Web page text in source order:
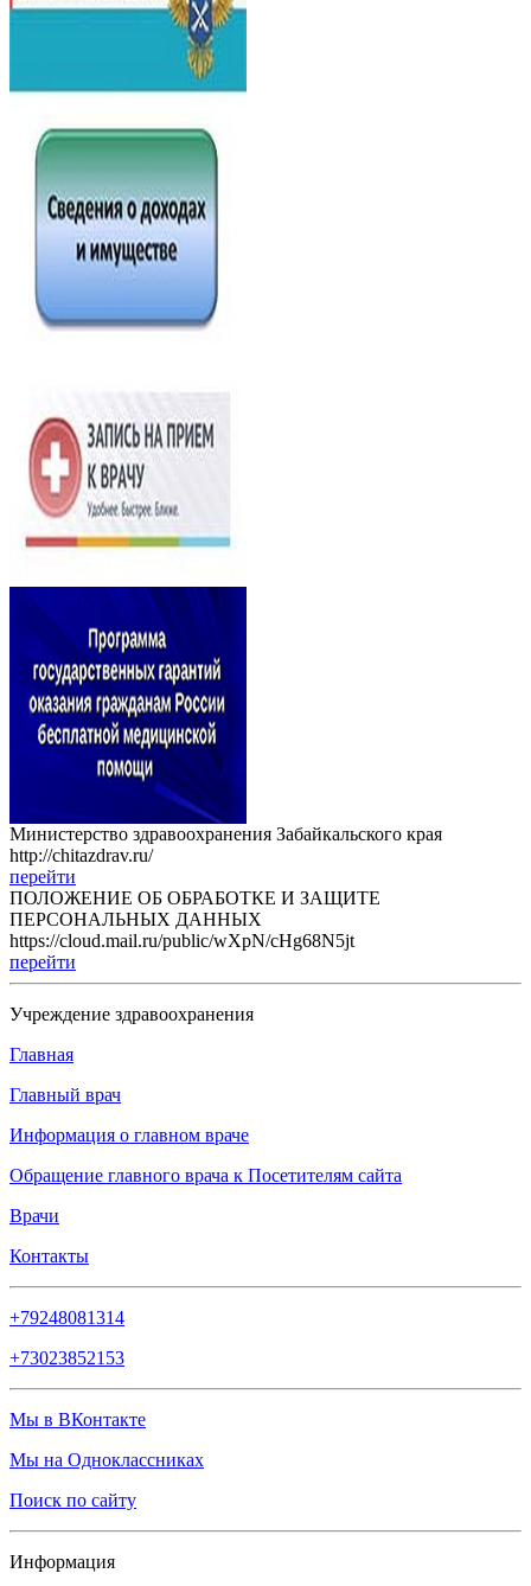
Министерство здравоохранения Забайкальского края
http://chitazdrav.ru/
перейти
ПОЛОЖЕНИЕ ОБ ОБРАБОТКЕ И ЗАЩИТЕ
ПЕРСОНАЛЬНЫХ ДАННЫХ
https://cloud.mail.ru/public/wXpN/cHg68N5jt
перейти
Учреждение здравоохранения
Главная
Главный врач
Информация о главном враче
Обращение главного врача к Посетителям сайта
Врачи
Контакты
+79248081314
+73023852153
Мы в ВКонтакте
Мы на Одноклассниках
Поиск по сайту
Информация